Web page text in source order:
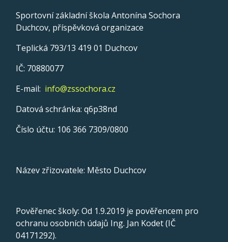
Sportovní základní škola Antonína Sochora
Duchcov, příspěvková organizace
Teplická 793/13 419 01 Duchcov
IČ: 70880077
E-mail: info@zssochora.cz
Datová schránka: q6p38nd
Číslo účtu: 106 366 7309/0800
Název zřizovatele: Město Duchcov
Pověřenec školy: Od 1.9.2019 je pověřencem pro
ochranu osobních údajů Ing. Jan Kodet (IČ
04171292).